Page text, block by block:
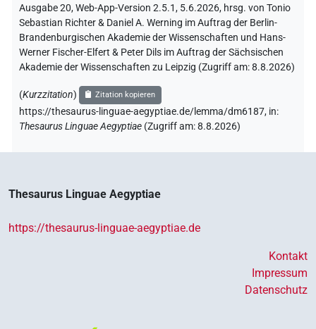
Ausgabe 20, Web-App-Version 2.5.1, 5.6.2026, hrsg. von Tonio
Sebastian Richter & Daniel A. Werning im Auftrag der Berlin-
Brandenburgischen Akademie der Wissenschaften und Hans-
Werner Fischer-Elfert & Peter Dils im Auftrag der Sächsischen
Akademie der Wissenschaften zu Leipzig (Zugriff am:8.8.2026)
(Kurzzitation) Zitation kopieren
https://thesaurus-linguae-aegyptiae.de/lemma/dm6187, in:
Thesaurus Linguae Aegyptiae (Zugriff am:8.8.2026)
Thesaurus Linguae Aegyptiae
https://thesaurus-linguae-aegyptiae.de
Kontakt
Impressum
Datenschutz